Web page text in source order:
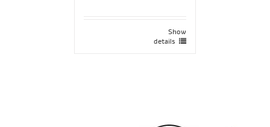
Show
details